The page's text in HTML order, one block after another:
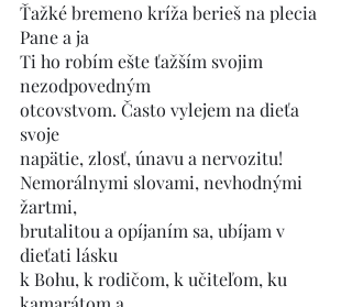
Ťažké bremeno kríža berieš na plecia
Pane a ja
Ti ho robím ešte ťažším svojim
nezodpovedným
otcovstvom. Často vylejem na dieťa
svoje
napätie, zlosť, únavu a nervozitu!
Nemorálnymi slovami, nevhodnými
žartmi,
brutalitou a opíjaním sa, ubíjam v
dieťati lásku
k Bohu, k rodičom, k učiteľom, ku